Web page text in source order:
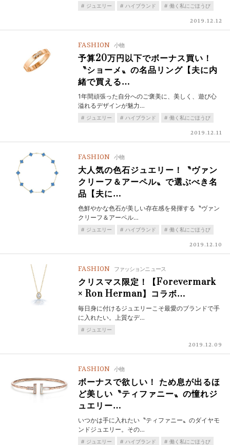
ジュエリー ハイブランド 働く私にごほうび
2019.12.12
FASHION 小物
予算20万円以下でボーナス買い！
〝ショーメ〟の名品リング【夫に内
緒で買える…
1年間頑張った自分へのご褒美に、美しく、遊び心
溢れるデザインが魅力…
ジュエリー ハイブランド 働く私にごほうび
2019.12.11
FASHION 小物
大人気の色石ジュエリー！〝ヴァン
クリーフ＆アーペル〟で選ぶべき名
品【夫に…
色鮮やかな色石が美しい存在感を発揮する〝ヴァン
クリーフ＆アーペル…
ジュエリー ハイブランド 働く私にごほうび
2019.12.10
FASHION ファッションニュース
クリスマス限定！【Forevermark
× Ron Herman】コラボ…
毎日身に付けるジュエリーこそ最愛のブランドで手
に入れたい。上質なデ…
ジュエリー
2019.12.09
FASHION 小物
ボーナスで欲しい！ ため息が出るほ
ど美しい〝ティファニー〟の憧れジ
ュエリー…
いつかは手に入れたい〝ティファニー〟のダイヤモ
ンドジュエリー。その…
ジュエリー ハイブランド 働く私にごほうび